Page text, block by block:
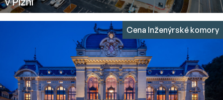
Cena Inženýrské komory